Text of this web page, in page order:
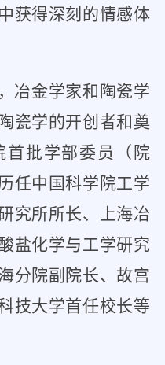
获得深刻的情感体
金学家和陶瓷学
瓷学的开创者和奠
首批学部委员（院
任中国科学院工学
究所所长、上海冶
盐化学与工学研究
分院副院长、故宫
技大学首任校长等